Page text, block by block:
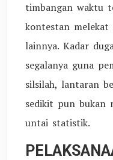
timbangan waktu
kontestan melekat
lainnya. Kadar
segalanya guna
silsilah, lantaran
sedikit pun bukan
untai statistik.